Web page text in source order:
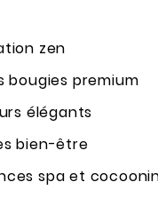
zen
bougies premium
élégants
bien-être
spa et